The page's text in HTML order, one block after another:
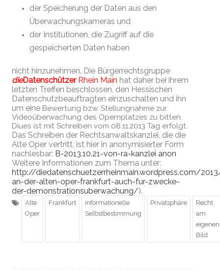
der Speicherung der Daten aus den
Überwachungskameras und
der Institutionen, die Zugriff auf die
gespeicherten Daten haben
nicht hinzunehmen. Die Bürgerrechtsgruppe
dieDatenschützerRhein Main hat daher bei ihrem
letzten Treffen beschlossen, den Hessischen
Datenschutzbeauftragten einzuschalten und ihn
um eine Bewertung bzw. Stellungnahme zur
Videoüberwachung des Opernplatzes zu bitten.
Diues ist mit Schreiben vom 08.11.2013 Tag erfolgt.
Das Schreiben der Rechtsanwaltskanzlei, die die
Alte Oper vertritt, ist hier in anonymisierter Form
nachlesbar: B-2013.10.21-von-ra-kanzlei anon
Weitere Informationen zum Thema unter:
http://diedatenschuetzerrheinmain.wordpress.com/
an-der-alten-oper-frankfurt-auch-fur-zwecke-
der-demonstrationsuberwachung/).
Alte
Oper
Frankfurt
informationelle
Selbstbestimmung
Privatsphäre
Recht
am
eigenen
Bild